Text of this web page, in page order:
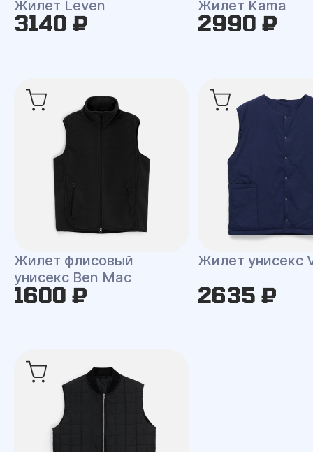
Жилет Leven
3140 ₽
Жилет Kama
2990 ₽
Жилет флисовый
унисекс Ben Mac
1600 ₽
Жилет унисекс
2635 ₽